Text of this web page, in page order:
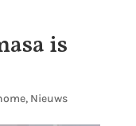
is
, Nieuws